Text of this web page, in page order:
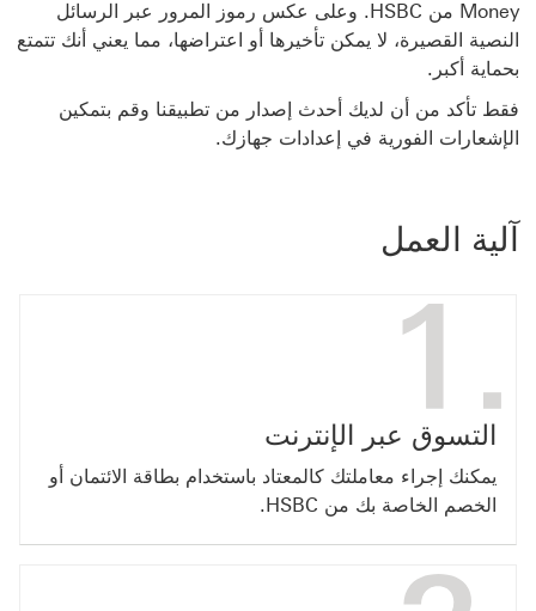
Money من HSBC. وعلى عكس رموز المرور عبر الرسائل
النصية القصيرة، لا يمكن تأخيرها أو اعتراضها، مما يعني أنك تتمتع
بحماية أكبر.
فقط تأكد من أن لديك أحدث إصدار من تطبيقنا وقم بتمكين
الإشعارات الفورية في إعدادات جهازك.
آلية العمل
التسوق عبر الإنترنت
يمكنك إجراء معاملتك كالمعتاد باستخدام بطاقة الائتمان أو
الخصم الخاصة بك من HSBC.